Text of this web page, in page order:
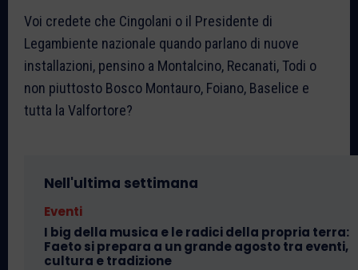
Voi credete che Cingolani o il Presidente di
Legambiente nazionale quando parlano di nuove
installazioni, pensino a Montalcino, Recanati, Todi o
non piuttosto Bosco Montauro, Foiano, Baselice e
tutta la Valfortore?
Nell'ultima settimana
Eventi
I big della musica e le radici della propria terra:
Faeto si prepara a un grande agosto tra eventi,
cultura e tradizione